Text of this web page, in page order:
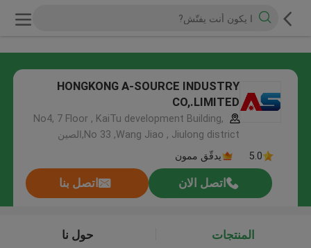
HONGKONG A-SOURCE INDUSTRY
CO,.LIMITED
No4, 7 Floor , KaiTu development Building,
No 33 ,Wang Jiao , Jiulong district,الصين
5.0
يدقّق ممون
اتصل الان اتصل بنا
المنتجات حول نا